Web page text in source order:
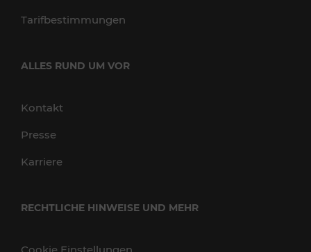
Tarifbestimmungen
ALLES RUND UM VOR
Kontakt
Presse
Karriere
RECHTLICHE HINWEISE UND MEHR